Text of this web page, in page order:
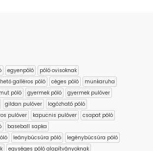
egyenpóló
póló ovisoknak
galléros póló céges póló
munkaruha
póló gyermek póló
gyermek pulóver
gildan pulóver
logózható póló
pulóver kapucnis pulóver
csapat póló
baseball sapka
leánybúcsúra póló
legénybúcsúra póló
egységes póló alapítványoknak